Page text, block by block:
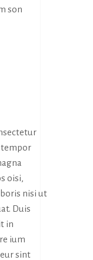
son
tempor
oisi,
nisi ut
Duis
in
ium
sint